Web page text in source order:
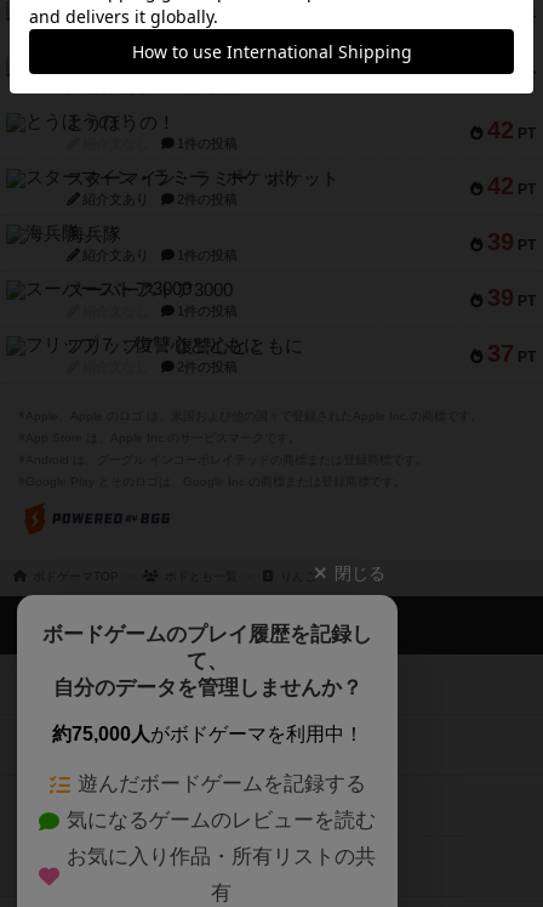
PT
ふたつの街の物語
紹介文あり 18件の投稿
50 PT
42 PT
とうほうの！
1件の投稿
42 PT
スターマイン・ラミー ポケット
紹介文あり 2件の投稿
39 PT
海兵隊
紹介文あり 1件の投稿
39 PT
スーパーストア3000
1件の投稿
37 PT
フリップ７：復讐心とともに
2件の投稿
りんご 閉じる
ボードゲームのプレイ履歴を記録し
て、
自分のデータを管理しませんか？
約75,000人がボドゲーマを利用中！
遊んだボードゲームを記録する
気になるゲームのレビューを読む
お気に入り作品・所有リストの共
有
ボドゲーマTOP
ボードゲームを検索する
ボードゲームの新着レビュー
ボードゲーム会情報
メカニクス特集